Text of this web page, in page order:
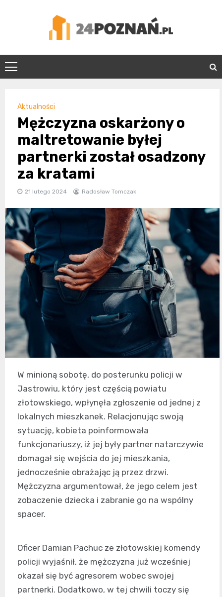
24Poznań.pl
Aktualności
Mężczyzna oskarżony o
maltretowanie byłej
partnerki został osadzony
za kratami
21 lutego 2024 Radosław Tomczak
W minioną sobotę, do posterunku policji w
Jastrowiu, który jest częścią powiatu
złotowskiego, wpłynęła zgłoszenie od jednej z
lokalnych mieszkanek. Relacjonując swoją
sytuację, kobieta poinformowała
funkcjonariuszy, iż jej były partner natarczywie
domagał się wejścia do jej mieszkania,
jednocześnie obrażając ją przez drzwi.
Mężczyzna argumentował, że jego celem jest
zobaczenie dziecka i zabranie go na wspólny
spacer.
Oficer Damian Pachuc ze złotowskiej komendy
policji wyjaśnił, że mężczyzna już wcześniej
okazał się być agresorem wobec swojej
partnerki. Dodatkowo, w tej chwili toczy się